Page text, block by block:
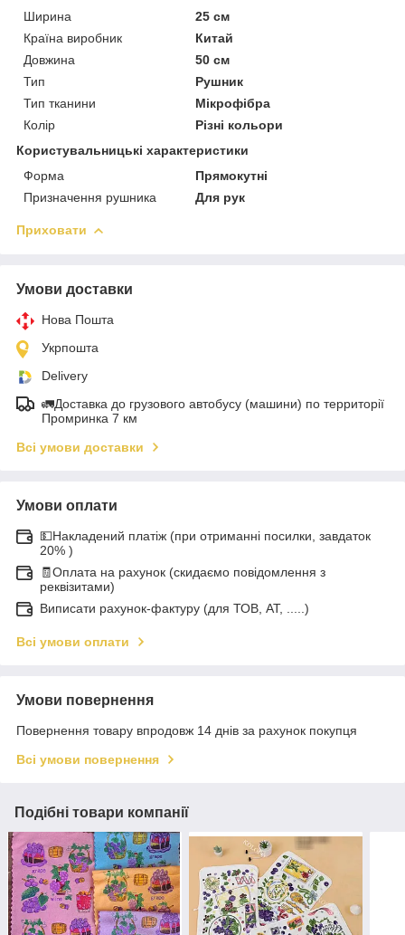
Ширина
25 см
Країна виробник
Китай
Довжина
50 см
Тип
Рушник
Тип тканини
Мікрофібра
Колір
Різні кольори
Користувальницькі характеристики
Форма
Прямокутні
Призначення рушника
Для рук
Приховати
Умови доставки
Нова Пошта
Укрпошта
Delivery
🚛Доставка до грузового автобусу (машини) по территорії
Промринка 7 км
Всі умови доставки
Умови оплати
💵Накладений платіж (при отриманні посилки, завдаток
20% )
🧾Оплата на рахунок (скидаємо повідомлення з
реквізитами)
Виписати рахунок-фактуру (для ТОВ, АТ, .....)
Всі умови оплати
Умови повернення
Повернення товару впродовж 14 днів за рахунок покупця
Всі умови повернення
Подібні товари компанії